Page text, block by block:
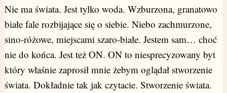
Nie ma świata. Jest tylko woda. Wzburzona, granatowo
białe fale rozbijające się o siebie. Niebo zachmurzone,
sino-różowe, miejscami szaro-białe. Jestem sam… choć
nie do końca. Jest też ON. ON to niesprecyzowany byt
który właśnie zaprosił mnie żebym oglądał stworzenie
świata. Dokładnie tak jak czytacie. Stworzenie świata.